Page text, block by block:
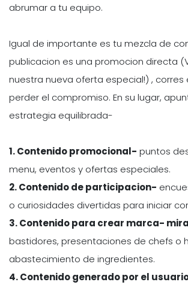
abrumar a tu equipo.
Igual de importante es tu mezcla de
publicacion es una promocion directa
nuestra nueva oferta especial!) , corres
perder el compromiso. En su lugar,
estrategia equilibrada-
1. Contenido promocional- puntos
menu, eventos y ofertas especiales.
2. Contenido de participacion-
o curiosidades divertidas para iniciar
3. Contenido para crear marca-
bastidores, presentaciones de chefs o
abastecimiento de ingredientes.
4. Contenido generado por el